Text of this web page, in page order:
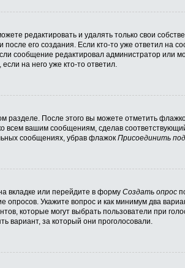
редактировать и удалять только свои
его создания. Если кто-то уже ответил на
сообщение редактировал администратор или
на него уже кто-то ответил.
разделе. После этого вы можете отметить
всем вашим сообщениям, сделав
сообщениях, убрав флажок Присоединить
вкладке или перейдите в форму Создать опрос
Укажите вопрос и как минимум два
которые могут выбрать пользователи при
вариант, за который они проголосовали.